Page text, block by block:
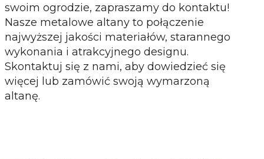
swoim ogrodzie, zapraszamy do kontaktu!
Nasze metalowe altany to połączenie
najwyższej jakości materiałów, starannego
wykonania i atrakcyjnego designu.
Skontaktuj się z nami, aby dowiedzieć się
więcej lub zamówić swoją wymarzoną
altanę.